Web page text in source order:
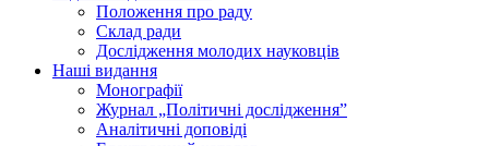
Положення про раду
Склад ради
Дослідження молодих науковців
Наші видання
Монографії
Журнал „Політичні дослідження”
Аналітичні доповіді